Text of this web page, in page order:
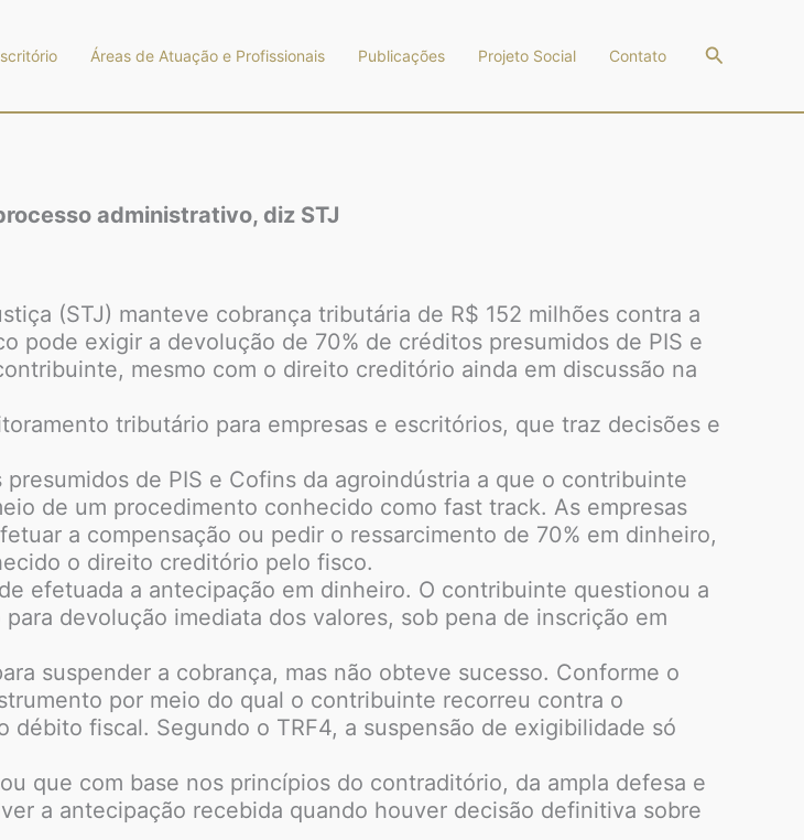
Áreas de Atuação e Profissionais Publicações Projeto Social Contato Pesquisar
administrativo, diz STJ
(STJ) manteve cobrança tributária de R$ 152 milhões contra a
pode exigir a devolução de 70% de créditos presumidos de PIS e
mesmo com o direito creditório ainda em discussão na
tributário para empresas e escritórios, que traz decisões e
de PIS e Cofins da agroindústria a que o contribuinte
de um procedimento conhecido como fast track. As empresas
a compensação ou pedir o ressarcimento de 70% em dinheiro,
o direito creditório pelo fisco.
efetuada a antecipação em dinheiro. O contribuinte questionou a
devolução imediata dos valores, sob pena de inscrição em
suspender a cobrança, mas não obteve sucesso. Conforme o
por meio do qual o contribuinte recorreu contra o
fiscal. Segundo o TRF4, a suspensão de exigibilidade só
que com base nos princípios do contraditório, da ampla defesa e
a antecipação recebida quando houver decisão definitiva sobre